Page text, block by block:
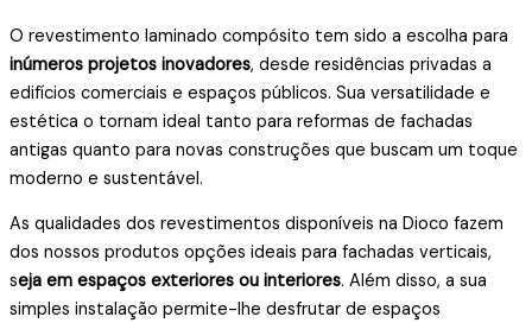
O revestimento laminado compósito tem sido a escolha para
inúmeros projetos inovadores, desde residências privadas a
edifícios comerciais e espaços públicos. Sua versatilidade e
estética o tornam ideal tanto para reformas de fachadas
antigas quanto para novas construções que buscam um toque
moderno e sustentável.
As qualidades dos revestimentos disponíveis na Dioco fazem
dos nossos produtos opções ideais para fachadas verticais,
seja em espaços exteriores ou interiores. Além disso, a sua
simples instalação permite-lhe desfrutar de espaços